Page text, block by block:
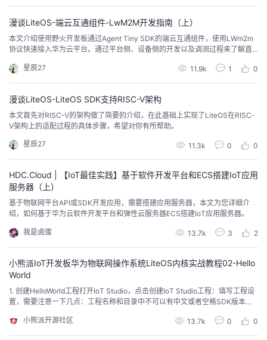
课
程
的
认
我
的
我
术
支
云
声
议
漫谈LiteOS-端云互通组件-LwM2M开发指南（上）
本文介绍使用野火开发板通过Agent Tiny SDK的端云互通组件，使用LWm2m
协议快速接入华为云平台。通过平台侧、设备侧的开发以及调测过程来了解直
星辰27
11.9k 1 0
漫谈LiteOS-LiteOS SDK支持RISC-V架构
本文首先对RISC-V的架构做了简要的介绍，在此基础上实现了LiteOS在RISC-
V架构上的适配过程的具体步骤，希望对你有所帮助。
星辰27 11.3k 0 0
HDC.Cloud | 【IoT最佳实践】基于软件开发平台和ECS搭建IoT应用
服务器（上）
基于物联网平台API或SDK开发应用，需要搭建应用服务器，本文为您详细介
绍，如何基于华为云软件开发平台和弹性云服务器ECS搭建IoT应用服务器。
我是卤蛋 13.7k 3 2
小熊派IoT开发板华为物联网操作系统LiteOS内核实战教程02-Hello
World
1. 创建HelloWorld工程打开IoT Studio，点击创建IoT Studio工程：填写工程设
置，需要注意一下几点：工程名称和目录中不可以有中文或者空格SDK版本选
示例工程选择hello_world_demo创建完成之后进入IoT Studio界面如图：2. IoT
_LINK SDK在创...
小熊派开源社区 13.7k 0 0